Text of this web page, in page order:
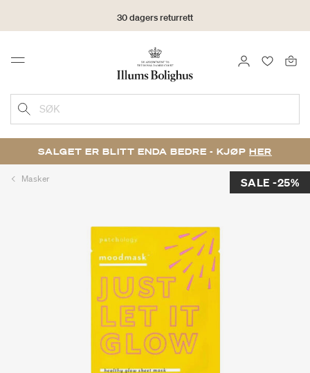
30 dagers returrett
Menu LOGG INN
SØK
SALGET ER BLITT ENDA BEDRE - KJØP HER
Masker SALE -25%